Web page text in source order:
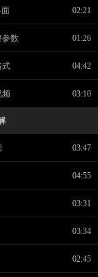
02:21
参数 01:26
式 04:42
频 03:10
03:47
04:55
03:31
03:34
02:45